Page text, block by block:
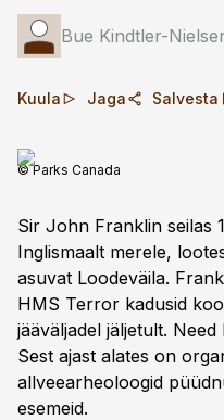
Bue Kindtler-
Kuula Jaga Salvesta
© Parks Canada
Sir John Franklin seilas
Inglismaalt merele,
asuvat Loodeväila.
HMS Terror kadusid
jääväljadel jäljetult. Need
Sest ajast alates on
allveearheoloogid
esemeid.